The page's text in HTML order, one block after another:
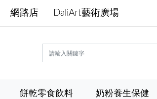
網路店 DaliArt藝術廣場
餅乾零食飲料 奶粉養生保健